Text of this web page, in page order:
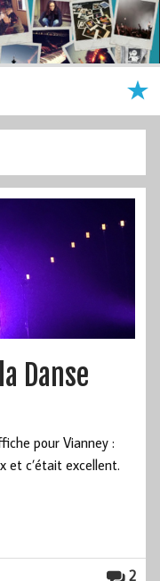
Danse
pour Vianney :
et c’était excellent.
2